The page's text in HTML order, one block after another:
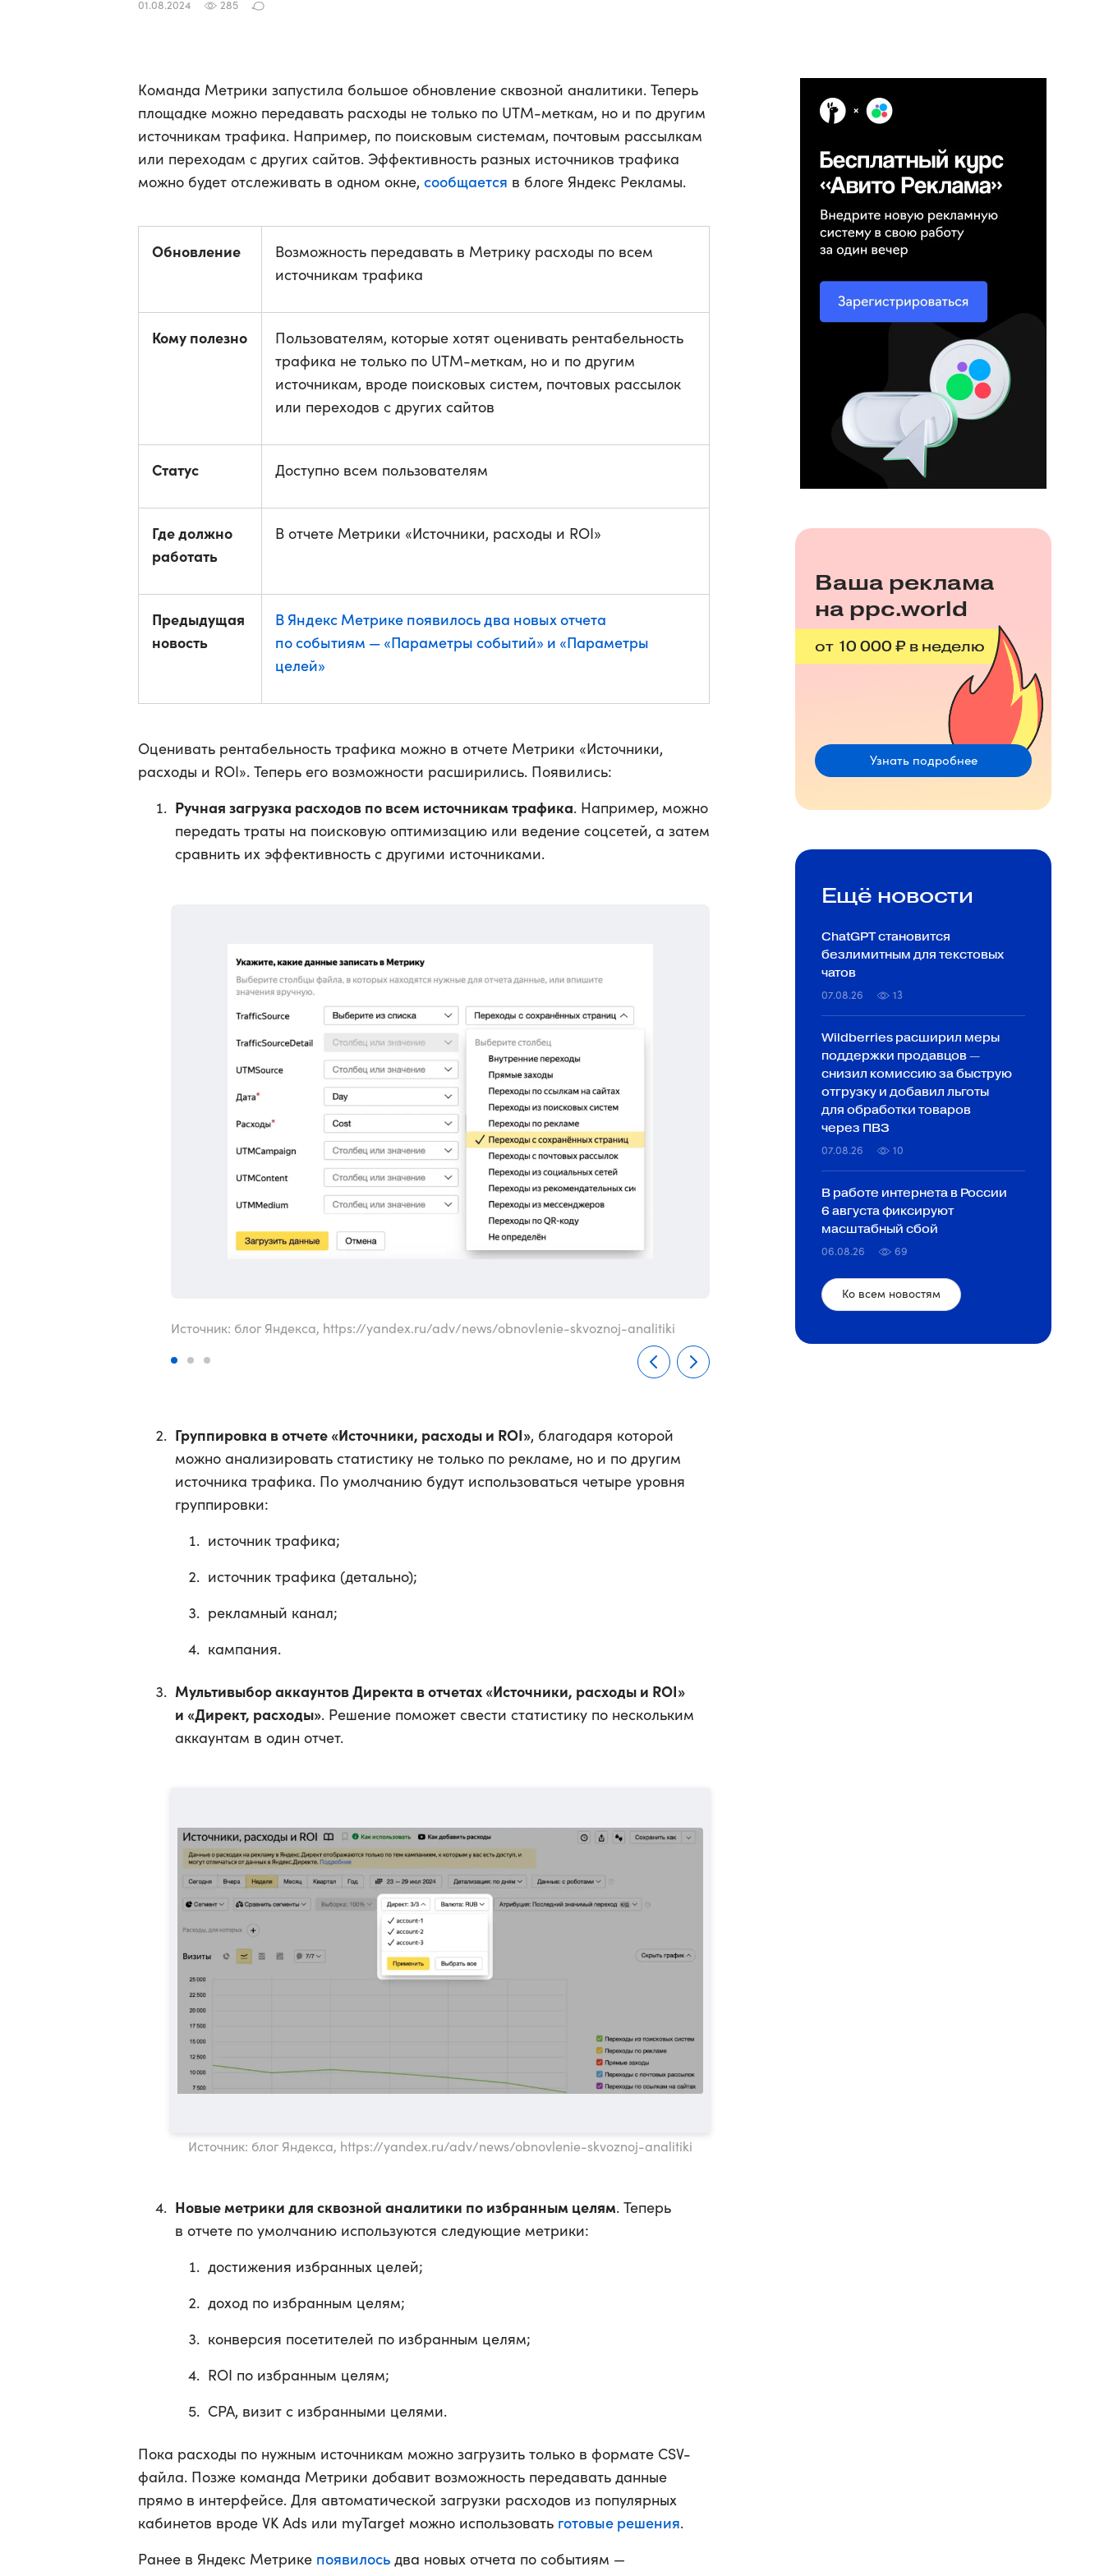
01.08.2024 285
Команда Метрики запустила большое обновление сквозной аналитики. Теперь
площадке можно передавать расходы не только по UTM-меткам, но и по другим
источникам трафика. Например, по поисковым системам, почтовым рассылкам
или переходам с других сайтов. Эффективность разных источников трафика
можно будет отслеживать в одном окне, сообщается в блоге Яндекс Рекламы.
Обновление
Возможность передавать в Метрику расходы по всем
источникам трафика
Кому полезно
Пользователям, которые хотят оценивать рентабельность
трафика не только по UTM-меткам, но и по другим
источникам, вроде поисковых систем, почтовых рассылок
или переходов с других сайтов
Статус Доступно всем пользователям
Где должно
работать
В отчете Метрики «Источники, расходы и ROI»
Предыдущая
новость
В Яндекс Метрике появилось два новых отчета
по событиям — «Параметры событий» и «Параметры
целей»
Оценивать рентабельность трафика можно в отчете Метрики «Источники,
расходы и ROI». Теперь его возможности расширились. Появились:
Ручная загрузка расходов по всем источникам трафика. Например, можно
передать траты на поисковую оптимизацию или ведение соцсетей, а затем
сравнить их эффективность с другими источниками.
Источник: блог Яндекса, https://yandex.ru/adv/news/obnovlenie-skvoznoj-analitiki Источник: блог Яндекса, https://yandex.ru/adv/news/
Группировка в отчете «Источники, расходы и ROI», благодаря которой
можно анализировать статистику не только по рекламе, но и по другим
источника трафика. По умолчанию будут использоваться четыре уровня
группировки:
источник трафика;
источник трафика (детально);
рекламный канал;
кампания.
Мультивыбор аккаунтов Директа в отчетах «Источники, расходы и ROI»
и «Директ, расходы». Решение поможет свести статистику по нескольким
аккаунтам в один отчет.
Источник: блог Яндекса, https://yandex.ru/adv/news/obnovlenie-skvoznoj-analitiki
Новые метрики для сквозной аналитики по избранным целям. Теперь
в отчете по умолчанию используются следующие метрики:
достижения избранных целей;
доход по избранным целям;
конверсия посетителей по избранным целям;
ROI по избранным целям;
CPA, визит с избранными целями.
Пока расходы по нужным источникам можно загрузить только в формате CSV-
файла. Позже команда Метрики добавит возможность передавать данные
прямо в интерфейсе. Для автоматической загрузки расходов из популярных
кабинетов вроде VK Ads или myTarget можно использовать готовые решения.
Ранее в Яндекс Метрике появилось два новых отчета по событиям —
Ваша реклама
на ppc.world
от 10 000 ₽ в неделю
Узнать подробнее
Ещё новости
ChatGPT становится
безлимитным для текстовых
чатов
07.08.26 13
Wildberries расширил меры
поддержки продавцов —
снизил комиссию за быструю
отгрузку и добавил льготы
для обработки товаров
через ПВЗ
07.08.26 10
В работе интернета в России
6 августа фиксируют
масштабный сбой
06.08.26 69
Ко всем новостям